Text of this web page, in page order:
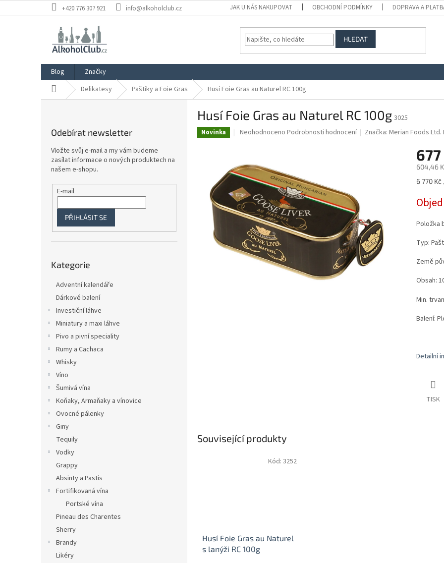
na
+420 776 307 921 info@alkoholclub.cz JAK U NÁS NAKUPOVAT OBCHODNÍ PODMÍNKY DOPRAVA A
HLEDAT
Blog
Značky
Domů Delikatesy Paštiky a Foie Gras Husí Foie Gras au Naturel RC 100g
Odebírat newsletter
Vložte svůj e-mail a my vám budeme
zasílat informace o nových produktech na
našem e-shopu.
E-mail
PŘIHLÁSIT SE
kategorie
Kategorie
Adventní kalendáře
Dárkové balení
Investiční láhve
Miniatury a maxi láhve
Pivo a pivní speciality
Rumy a Cachaca
Whisky
Víno
Šumivá vína
Koňaky, Armaňaky a vínovice
Ovocné pálenky
Giny
Tequily
Vodky
Grappy
Absinty a Pastis
Fortifikovaná vína
Portské vína
Pineau des Charentes
Sherry
Brandy
Likéry
Husí Foie Gras au Naturel RC 100g 3025
Novinka
Průměrné
0,0
z
5
hvězdiček.
Neohodnoceno Podrobnosti hodnocení Značka:Merian Foods Ltd.
677
604,46
Měrná
6 770 Kč
Položka
Typ:
Země
Obsah:
Min.
Balení:
Detailní
TISK
Související produkty
Husí Foie Gras au Naturel
s lanýži RC 100g
Kód: 3252